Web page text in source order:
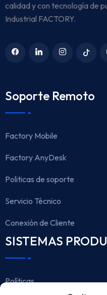
calidad y con tecnología de
Industrial FACTORY.
Soporte Remoto
Factory Mobile
Factory AnyDesk
Politicas de soporte
Servicio Técnico
Conexión de Cliente
SISTEMAS
Políticas